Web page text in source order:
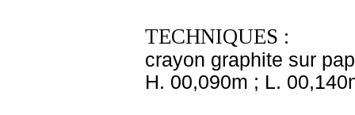
TECHNIQUES :
crayon graphite sur
H. 00,090m ; L.